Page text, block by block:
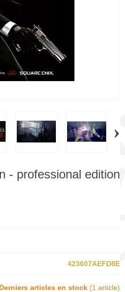
›
- professional edition
423607AEFD8E
Derniers articles en stock (1 article)